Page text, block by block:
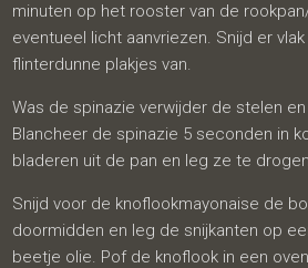
minuten op het rooster van de
eventueel licht aanvriezen. Snijd er
flinterdunne plakjes van.
Was de spinazie verwijder de stelen
Blancheer de spinazie 5 seconden in
bladeren uit de pan en leg ze te
Snijd voor de knoflookmayonaise de
doormidden en leg de snijkanten op
beetje olie. Pof de knoflook in een